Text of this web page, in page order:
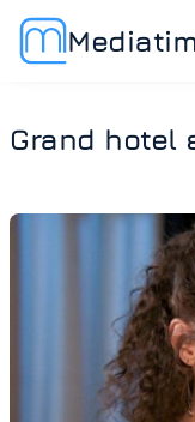
Grand hotel